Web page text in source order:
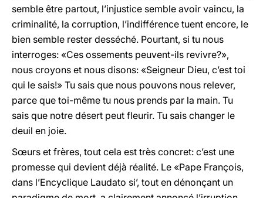
semble être partout, l’injustice semble avoir vaincu, la
criminalité, la corruption, l’indifférence tuent encore, le
bien semble rester desséché. Pourtant, si tu nous
interroges: «Ces ossements peuvent-ils revivre?»,
nous croyons et nous disons: «Seigneur Dieu, c’est toi
qui le sais!» Tu sais que nous pouvons nous relever,
parce que toi-même tu nous prends par la main. Tu
sais que notre désert peut fleurir. Tu sais changer le
deuil en joie.
Sœurs et frères, tout cela est très concret: c’est une
promesse qui devient déjà réalité. Le «Pape François,
dans l’Encyclique Laudato si’, tout en dénonçant un